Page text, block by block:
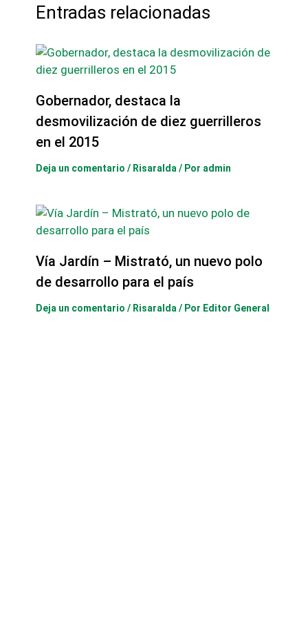
Entradas relacionadas
Gobernador, destaca la
desmovilización de diez guerrilleros
en el 2015
Deja un comentario / Risaralda / Por admin
Vía Jardín – Mistrató, un nuevo polo
de desarrollo para el país
Deja un comentario / Risaralda / Por Editor General